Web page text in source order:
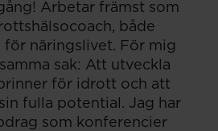
Arbetar främst som
både
för näringslivet. För mig
sak: Att utveckla
för idrott och att
fulla potential. Jag har
som konferencier